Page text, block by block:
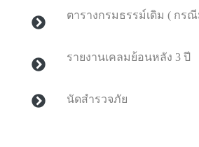
ตารางกรมธรรม์เดิม ( กร
รายงานเคลมย้อนหลัง 3 ปี
นัดสำรวจภัย